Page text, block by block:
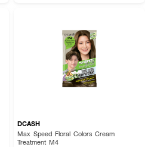
DCASH
Max Speed Floral Colors Cream
Treatment M4